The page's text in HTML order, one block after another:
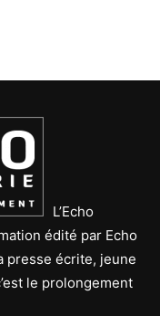
L’Echo
édité par Echo
presse écrite, jeune
le prolongement